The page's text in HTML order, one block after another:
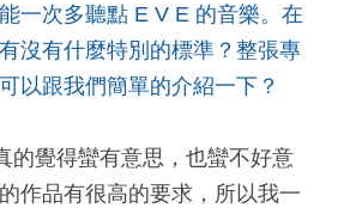
一次多聽點 E V E 的音樂。在
沒有什麼特別的標準？整張專
以跟我們簡單的介紹一下？
的覺得蠻有意思，也蠻不好意
作品有很高的要求，所以我一